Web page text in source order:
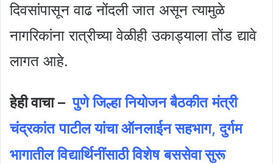
दिवसांपासून वाढ नोंदली जात असून त्यामुळे
नागरिकांना रात्रीच्या वेळीही उकाड्याला तोंड द्यावे
लागत आहे.
हेही वाचा – पुणे जिल्हा नियोजन बैठकीत मंत्री
चंद्रकांत पाटील यांचा ऑनलाईन सहभाग, दुर्गम
भागातील विद्यार्थिनींसाठी विशेष बससेवा सुरू